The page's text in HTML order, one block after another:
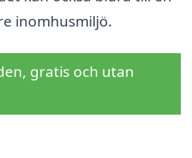
inomhusmiljö.
gratis och utan